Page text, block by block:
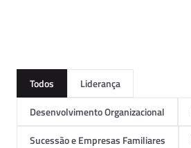
Todos
Liderança
Desenvolvimento Organizacional
Sucessão e Empresas Familiares